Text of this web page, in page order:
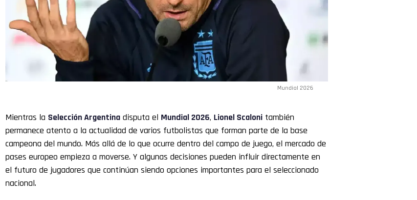
Mundial 2026
Mientras la Selección Argentina disputa el Mundial 2026, Lionel Scaloni también
permanece atento a la actualidad de varios futbolistas que forman parte de la base
campeona del mundo. Más allá de lo que ocurre dentro del campo de juego, el mercado de
pases europeo empieza a moverse. Y algunas decisiones pueden influir directamente en
el futuro de jugadores que continúan siendo opciones importantes para el seleccionado
nacional.